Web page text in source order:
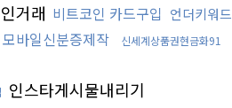
거래 비트코인 카드구입 언더키워드
모바일신분증제작 신세계상품권현금화91
인스타게시물내리기